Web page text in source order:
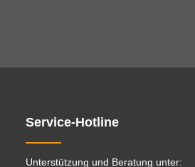
Service-Hotline
Unterstützung und Beratung unter: